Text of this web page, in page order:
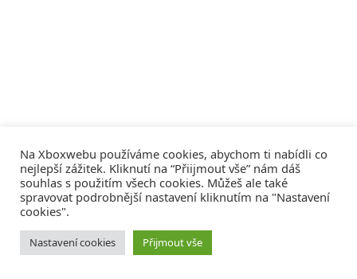
Tvorba webů a sociální služby
Reklama – Inzerce –
Na Xboxwebu používáme cookies, abychom ti nabídli co
nejlepší zážitek. Kliknutí na “Přiijmout vše” nám dáš
souhlas s použitím všech cookies. Můžeš ale také
spravovat podrobnější nastavení kliknutím na "Nastavení
cookies".
Nastavení cookies Přijmout vše